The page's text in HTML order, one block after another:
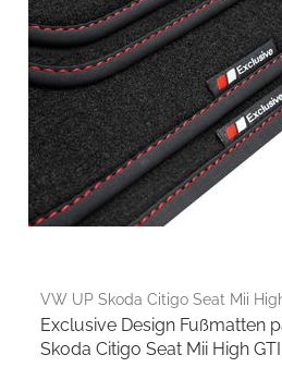
VW UP Skoda Citigo Seat Mii
Exclusive Design Fußmatten
Skoda Citigo Seat Mii High